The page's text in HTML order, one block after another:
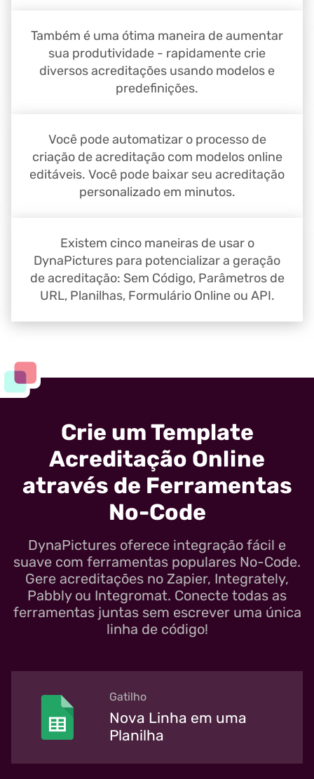
Também é uma ótima maneira de aumentar
sua produtividade - rapidamente crie
diversos acreditações usando modelos e
predefinições.
Você pode automatizar o processo de
criação de acreditação com modelos online
editáveis. Você pode baixar seu acreditação
personalizado em minutos.
Existem cinco maneiras de usar o
DynaPictures para potencializar a geração
de acreditação: Sem Código, Parâmetros de
URL, Planilhas, Formulário Online ou API.
Crie um Template
Acreditação Online
através de Ferramentas
No-Code
DynaPictures oferece integração fácil e
suave com ferramentas populares No-Code.
Gere acreditações no Zapier, Integrately,
Pabbly ou Integromat. Conecte todas as
ferramentas juntas sem escrever uma única
linha de código!
Gatilho
Nova Linha em uma
Planilha